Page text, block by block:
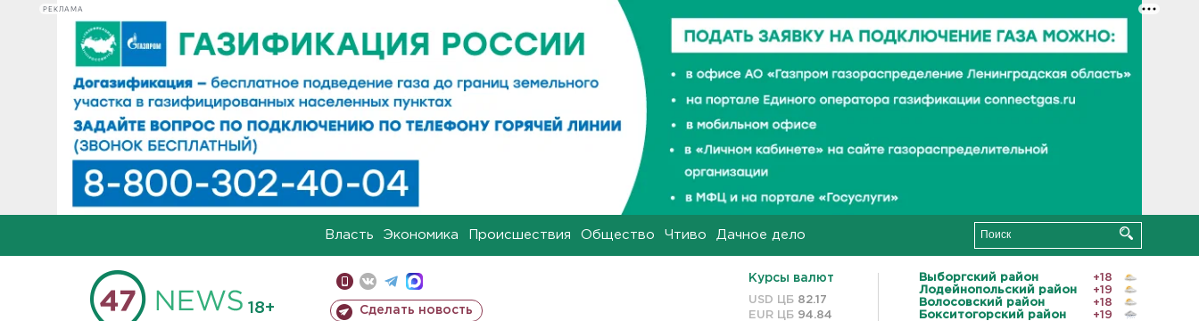
РЕКЛАМА
Власть Экономика Происшествия Общество Чтиво Дачное дело
18+ Сделать новость
Курсы валют
USD ЦБ 82.17
EUR ЦБ 94.84
Выборгский район
+18
Лодейнопольский район
+19
Волосовский район
+18
Бокситогорский район
+19